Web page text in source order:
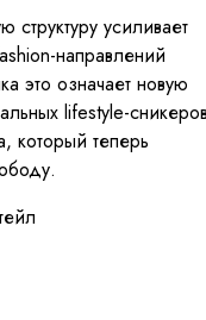
усиливает
направлений
это означает новую
lifestyle-
который теперь